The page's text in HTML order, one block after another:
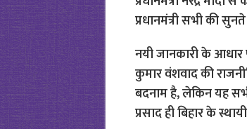
प्रधानमंत्री सभी की सुनते
नयी जानकारी के आधार
कुमार वंशवाद की
बदनाम है, लेकिन यह
प्रसाद ही बिहार के